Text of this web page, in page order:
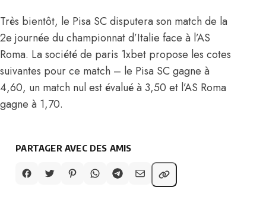
Très bientôt, le Pisa SC disputera son match de la
2e journée du championnat d’Italie face à l’AS
Roma. La société de paris 1xbet propose les cotes
suivantes pour ce match – le Pisa SC gagne à
4,60, un match nul est évalué à 3,50 et l’AS Roma
gagne à 1,70.
PARTAGER AVEC DES AMIS